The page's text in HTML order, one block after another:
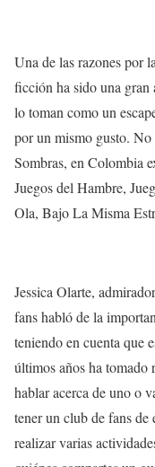
Una de las razones por
ficción ha sido una gran
lo toman como un
por un mismo gusto. No
Sombras, en Colombia
Juegos del Hambre,
Ola, Bajo La Misma
Jessica Olarte,
fans habló de la
teniendo en cuenta que
últimos años ha tomado
hablar acerca de uno o
tener un club de fans
realizar varias